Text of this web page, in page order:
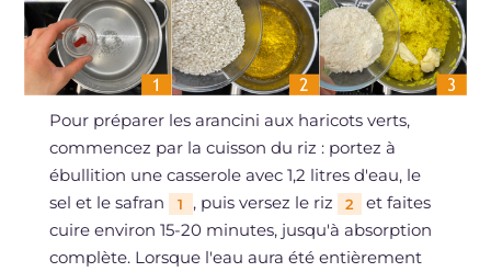
Pour préparer les arancini aux haricots verts,
commencez par la cuisson du riz : portez à
ébullition une casserole avec 1,2 litres d'eau, le
sel et le safran
1 , puis versez le riz 2
et faites
cuire environ 15-20 minutes, jusqu'à absorption
complète. Lorsque l'eau aura été entièrement